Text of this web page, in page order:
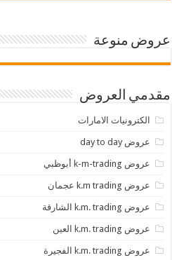
عروض منوعة
مقدمي العروض
الكترونيات الامارات
عروض day to day
عروض k-m-trading أبوظبي
عروض k.m trading عجمان
عروض k.m. trading الشارقة
عروض k.m. trading العين
عروض k.m. trading الفجيرة